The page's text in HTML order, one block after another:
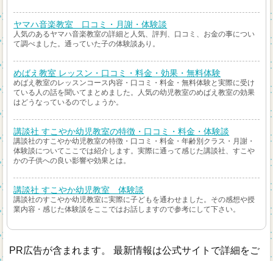
ヤマハ音楽教室 口コミ・月謝・体験談
人気のあるヤマハ音楽教室の詳細と人気、評判、口コミ、お金の事につい
て調べました。通っていた子の体験談あり。
めばえ教室 レッスン・口コミ・料金・効果・無料体験
めばえ教室のレッスンコース内容・口コミ・料金・無料体験と実際に受け
ている人の話を聞いてまとめました。人気の幼児教室のめばえ教室の効果
はどうなっているのでしょうか。
講談社 すこやか幼児教室の特徴・口コミ・料金・体験談
講談社のすこやか幼児教室の特徴・口コミ・料金・年齢別クラス・月謝・
体験談についてここでは紹介します。実際に通って感じた講談社、すこや
かの子供への良い影響や効果とは。
講談社 すこやか幼児教室 体験談
講談社のすこやか幼児教室に実際に子どもを通わせました。その感想や授
業内容・感じた体験談をここではお話しますので参考にして下さい。
PR広告が含まれます。 最新情報は公式サイトで詳細をご